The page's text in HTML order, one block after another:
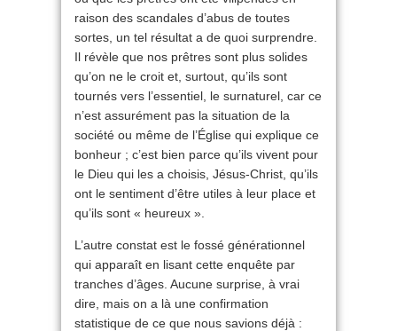
raison des scandales d’abus de toutes
sortes, un tel résultat a de quoi surprendre.
Il révèle que nos prêtres sont plus solides
qu’on ne le croit et, surtout, qu’ils sont
tournés vers l’essentiel, le surnaturel, car ce
n’est assurément pas la situation de la
société ou même de l’Église qui explique ce
bonheur ; c’est bien parce qu’ils vivent pour
le Dieu qui les a choisis, Jésus-Christ, qu’ils
ont le sentiment d’être utiles à leur place et
qu’ils sont « heureux ».
L’autre constat est le fossé générationnel
qui apparaît en lisant cette enquête par
tranches d’âges. Aucune surprise, à vrai
dire, mais on a là une confirmation
statistique de ce que nous savions déjà :